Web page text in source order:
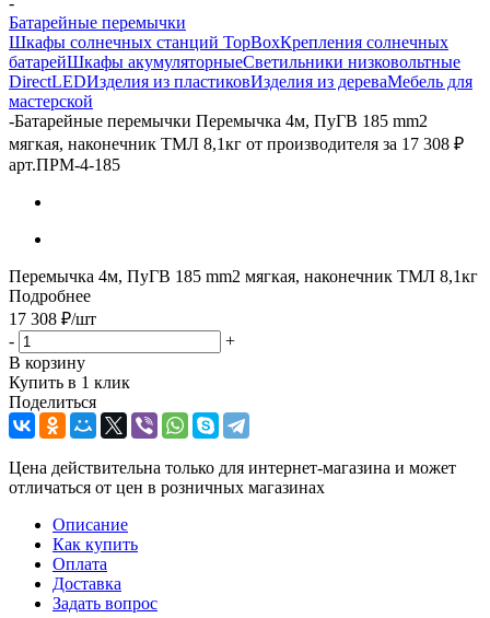
Батарейные перемычки
Шкафы солнечных станций TopBoxКрепления солнечных
батарейШкафы акумуляторныеСветильники низковольтные
DirectLEDИзделия из пластиковИзделия из дереваМебель для
мастерской
-Батарейные перемычки Перемычка 4м, ПуГВ 185 mm2
мягкая, наконечник ТМЛ 8,1кг от производителя за 17 308 ₽
арт.ПРМ-4-185
Перемычка 4м, ПуГВ 185 mm2 мягкая, наконечник ТМЛ 8,1кг
Подробнее
17 308 ₽/шт
-
+
В корзину
Купить в 1 клик
Поделиться
Цена действительна только для интернет-магазина и может
отличаться от цен в розничных магазинах
Описание
Как купить
Оплата
Доставка
Задать вопрос